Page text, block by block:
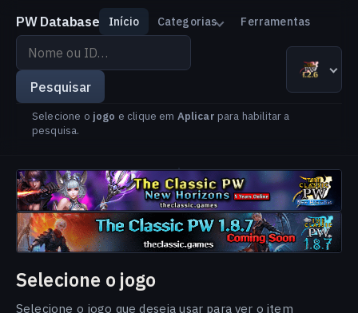
PW Database Início Categorias Ferramentas
Pesquisar
por
nome
ou
Pesquisar
Versão
IdiomaThe Classic PW 1.2.6
Selecione o jogo e clique em Aplicar para habilitar a
pesquisa.
Selecione o jogo
Selecione o jogo que deseja usar para ver o item